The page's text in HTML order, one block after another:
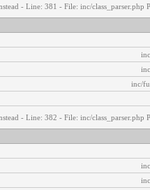
- Line: 381 - File: inc/class_parser.php
- Line: 382 - File: inc/class_parser.php